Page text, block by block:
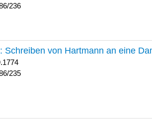
236
235 : Schreiben von Hartmann an eine
235